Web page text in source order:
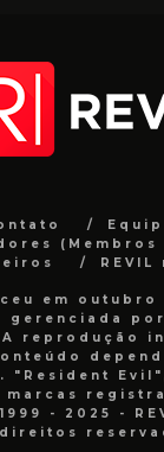
(Membros
em outubro
gerenciada
A reprodução
"Resident
- 2025 -
direitos